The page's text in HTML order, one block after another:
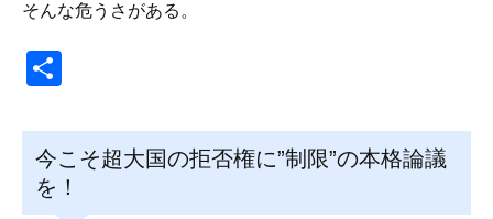
そんな危うさがある。
今こそ超大国の拒否権に”制限”の本格論議
を！